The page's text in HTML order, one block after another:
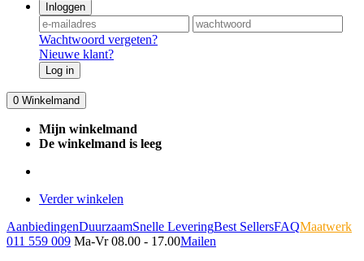
Inloggen
Wachtwoord vergeten?
Nieuwe klant?
Log in
0 Winkelmand
Mijn winkelmand
De winkelmand is leeg
Verder winkelen
AanbiedingenDuurzaamSnelle LeveringBest SellersFAQMaatwerk
011 559 009 Ma-Vr 08.00 - 17.00Mailen